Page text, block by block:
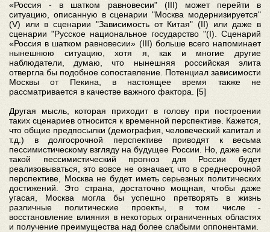
«Россия - в шатком равновесии" (III) может перейти в
ситуацию, описанную в сценарии "Москва модернизируется"
(V) или в сценарии "Зависимость от Китая" (II) или даже в
сценарии "Русское национальное государство "(I). Сценарий
«Россия в шатком равновесии» (III) больше всего напоминает
нынешнюю ситуацию, хотя я, как и многие другие
наблюдатели, думаю, что нынешняя российская элита
отвергла бы подобное сопоставление. Потенциал зависимости
Москвы от Пекина, в настоящее время также не
рассматривается в качестве важного фактора. [5]
Другая мысль, которая приходит в голову при построении
таких сценариев относится к временной перспективе. Кажется,
что общие предпосылки (демография, человеческий капитал и
т.д.) в долгосрочной перспективе приводят к весьма
пессимистическому взгляду на будущее России. Но, даже если
такой пессимистический прогноз для России будет
реализовываться, это вовсе не означает, что в среднесрочной
перспективе, Москва не будет иметь серьезных политических
достижений. Это страна, достаточно мощная, чтобы даже
угасая, Москва могла бы успешно претворять в жизнь
различные политические проекты, в том числе -
восстановление влияния в некоторых ограниченных областях
и получение преимущества над более слабыми оппонентами.